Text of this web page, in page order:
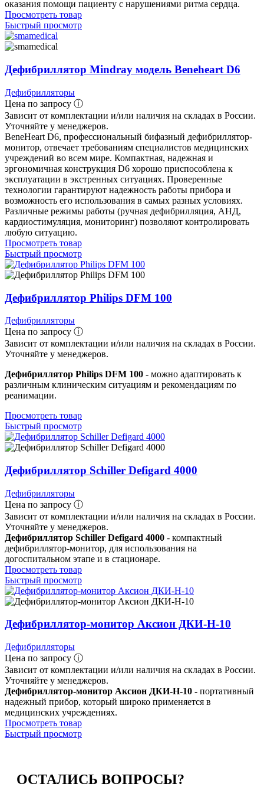
оказания помощи пациенту с нарушениями ритма сердца.
Просмотреть товар
Быстрый просмотр
Дефибриллятор Mindray модель Beneheart D6
Дефибрилляторы
Цена по запросу ⓘ
Зависит от комплектации и/или наличия на складах в России.
Уточняйте у менеджеров.
BeneHeart D6, профессиональный бифазный дефибриллятор-
монитор, отвечает требованиям специалистов медицинских
учреждений во всем мире. Компактная, надежная и
эргономичная конструкция D6 хорошо приспособлена к
эксплуатации в экстренных ситуациях. Проверенные
технологии гарантируют надежность работы прибора и
возможность его использования в самых разных условиях.
Различные режимы работы (ручная дефибрилляция, АНД,
кардиостимуляция, мониторинг) позволяют контролировать
любую ситуацию.
Просмотреть товар
Быстрый просмотр
Дефибриллятор Philips DFM 100
Дефибрилляторы
Цена по запросу ⓘ
Зависит от комплектации и/или наличия на складах в России.
Уточняйте у менеджеров.
Дефибриллятор Philips DFM 100 - можно адаптировать к
различным клиническим ситуациям и рекомендациям по
реанимации.
Просмотреть товар
Быстрый просмотр
Дефибриллятор Schiller Defigard 4000
Дефибрилляторы
Цена по запросу ⓘ
Зависит от комплектации и/или наличия на складах в России.
Уточняйте у менеджеров.
Дефибриллятор Schiller Defigard 4000 - компактный
дефибриллятор-монитор, для использования на
догоспитальном этапе и в стационаре.
Просмотреть товар
Быстрый просмотр
Дефибриллятор-монитор Аксион ДКИ-Н-10
Дефибрилляторы
Цена по запросу ⓘ
Зависит от комплектации и/или наличия на складах в России.
Уточняйте у менеджеров.
Дефибриллятор-монитор Аксион ДКИ-Н-10 - портативный
надежный прибор, который широко применяется в
медицинских учреждениях.
Просмотреть товар
Быстрый просмотр
ОСТАЛИСЬ ВОПРОСЫ?